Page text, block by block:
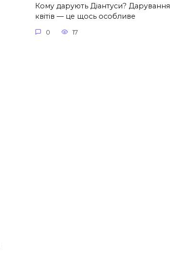
Кому дарують Діантуси? Дарування
квітів — це щось особливе
0 17